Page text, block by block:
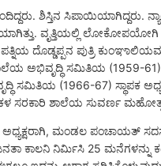
ಶಿಸ್ತಿನ
ವೃತ್ತಿಯಲ್ಲಿ ಲೋಕೋಪಯೋಗಿ
ಪತ್ನಿಯ ದೊಡ್ಡಪ್ಪನ ಪುತ್ರಿ
ಅಭಿವೃದ್ಧಿ ಸಮಿತಿಯ (1959-61)
ಸಮಿತಿಯ (1966-67) ಸ್ಥಾಪಕ
ಕರಿಕಳ ಸರಕಾರಿ ಶಾಲೆಯ ಸುವರ್ಣ
ಮಂಡಲ ಪಂಚಾಯತ್
ಜನತಾ ಕಾಲನಿ ನಿರ್ಮಿಸಿ 25